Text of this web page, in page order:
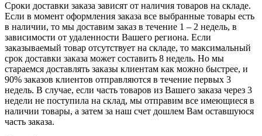
Сроки доставки заказа зависят от наличия товаров на складе.
Если в момент оформления заказа все выбранные товары есть
в наличии, то мы доставим заказ в течение 1 – 2 недель, в
зависимости от удаленности Вашего региона. Если
заказываемый товар отсутствует на складе, то максимальный
срок доставки заказа может составить 8 недель. Но мы
стараемся доставлять заказы клиентам как можно быстрее, и
90% заказов клиентов отправляются в течение первых 3
недель. В случае, если часть товаров из Вашего заказа через 3
недели не поступила на склад, мы отправим все имеющиеся в
наличии товары, а затем за наш счет дошлем Вам оставшуюся
часть заказа.